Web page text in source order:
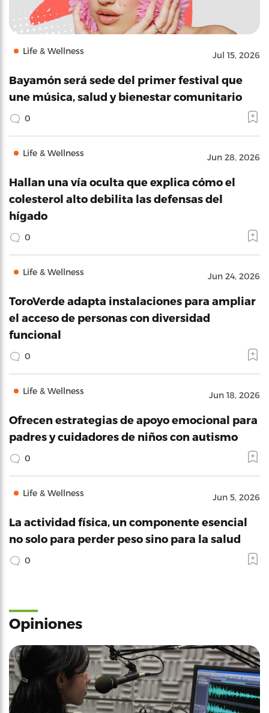
Life & Wellness Jul 15, 2026
Bayamón será sede del primer festival que
une música, salud y bienestar comunitario
0
Life & Wellness Jun 28, 2026
Hallan una vía oculta que explica cómo el
colesterol alto debilita las defensas del
hígado
0
Life & Wellness Jun 24, 2026
ToroVerde adapta instalaciones para ampliar
el acceso de personas con diversidad
funcional
0
Life & Wellness Jun 18, 2026
Ofrecen estrategias de apoyo emocional para
padres y cuidadores de niños con autismo
0
Life & Wellness Jun 5, 2026
La actividad física, un componente esencial
no solo para perder peso sino para la salud
0
Opiniones